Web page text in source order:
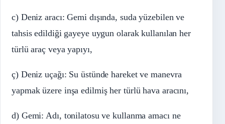
c) Deniz aracı: Gemi dışında, suda yüzebilen ve
tahsis edildiği gayeye uygun olarak kullanılan her
türlü araç veya yapıyı,
ç) Deniz uçağı: Su üstünde hareket ve manevra
yapmak üzere inşa edilmiş her türlü hava aracını,
d) Gemi: Adı, tonilatosu ve kullanma amacı ne